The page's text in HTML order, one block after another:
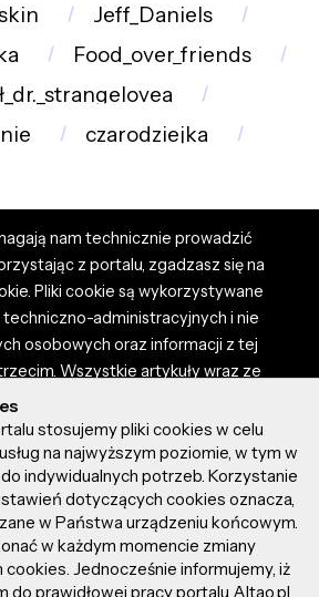
Jeff_Daniels
Food_over_friends
czarodziejka
nam technicznie prowadzić
z portalu, zgadzasz się na
Pliki cookie są wykorzystywane
techniczno-administracyjnych i nie
osobowych oraz informacji z tej
Wszystkie artykuły wraz ze
dostępnymi na portalu są
Administrator i właściciel
odpowiedzialności za tresci
autorów artykułów. Dodając
się z regulaminem portalu oraz
za wszystkie materiały
przez Ciebie na stronie altao.pl.
w regulaminie portalu.
stosujemy pliki cookies w celu
na najwyższym poziomie, w tym w
indywidualnych potrzeb. Korzystanie
dotyczących cookies oznacza,
w Państwa urządzeniu końcowym.
w każdym momencie zmiany
Jednocześnie informujemy, iż
do prawidłowej pracy portalu Altao.pl